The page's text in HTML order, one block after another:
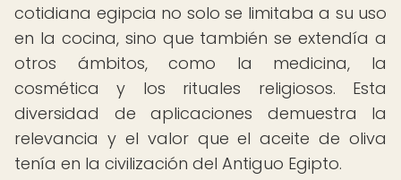
cotidiana egipcia no solo se limitaba a su uso
en la cocina, sino que también se extendía a
otros ámbitos, como la medicina, la
cosmética y los rituales religiosos. Esta
diversidad de aplicaciones demuestra la
relevancia y el valor que el aceite de oliva
tenía en la civilización del Antiguo Egipto.